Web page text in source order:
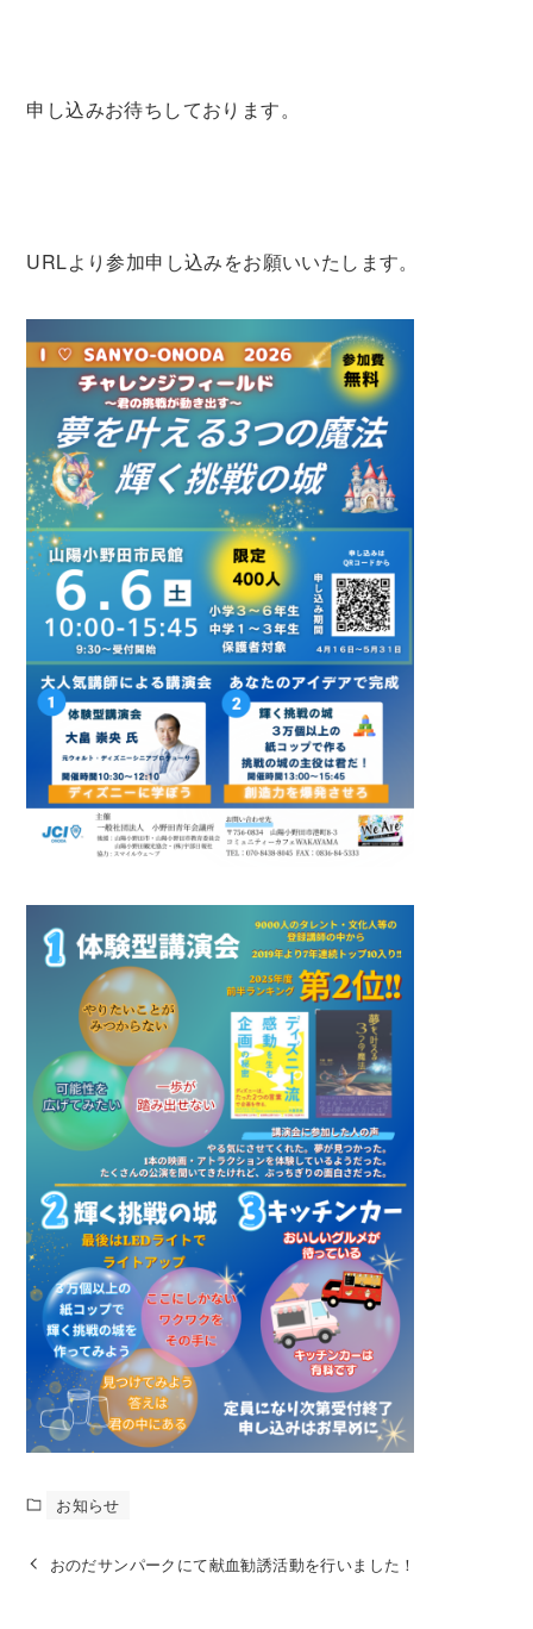
お知らせ
おのだサンパークにて献血勧誘活動を行いました！
申し込みお待ちしております。
URLより参加申し込みをお願いいたします。